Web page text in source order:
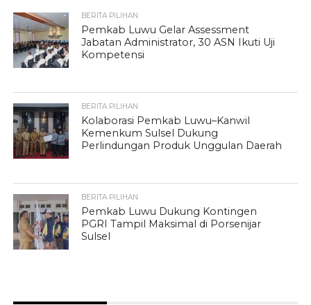
BERITA PILIHAN
Pemkab Luwu Gelar Assessment
Jabatan Administrator, 30 ASN Ikuti Uji
Kompetensi
BERITA PILIHAN
Kolaborasi Pemkab Luwu–Kanwil
Kemenkum Sulsel Dukung
Perlindungan Produk Unggulan Daerah
BERITA PILIHAN
Pemkab Luwu Dukung Kontingen
PGRI Tampil Maksimal di Porsenijar
Sulsel